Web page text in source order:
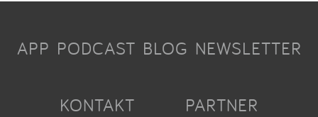
APP PODCAST BLOG NEWSLETTER
KONTAKT PARTNER